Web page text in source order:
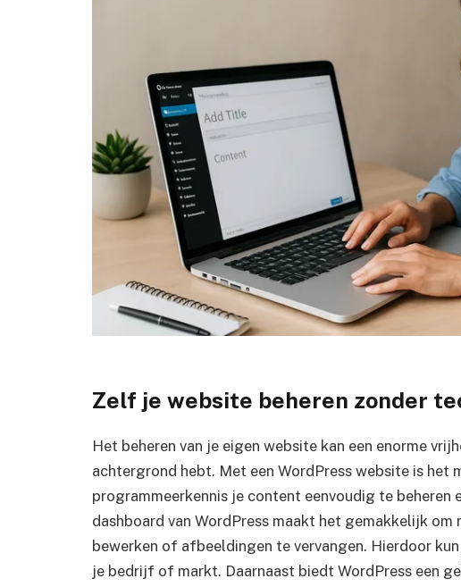
Zelf je website beheren zonder
Het beheren van je eigen website kan een enorme
achtergrond hebt. Met een WordPress website is het
programmeerkennis je content eenvoudig te beheren
dashboard van WordPress maakt het gemakkelijk om
bewerken of afbeeldingen te vervangen. Hierdoor
je bedrijf of markt. Daarnaast biedt WordPress een